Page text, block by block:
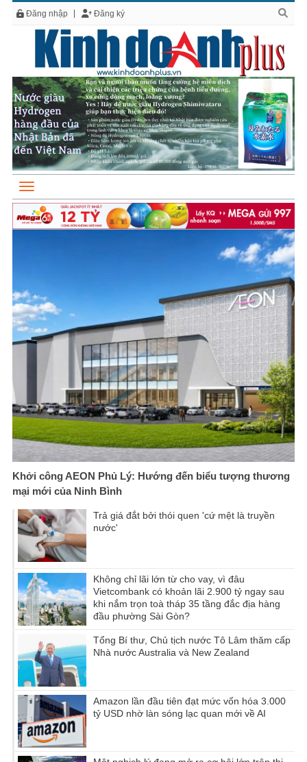
Đăng nhập Đăng ký
Khởi công AEON Phủ Lý: Hướng đến biểu tượng thương
mại mới của Ninh Bình
Trả giá đắt bởi thói quen 'cứ mệt là truyền
nước'
Không chỉ lãi lớn từ cho vay, vì đâu
Vietcombank có khoản lãi 2.900 tỷ ngay sau
khi nắm trọn toà tháp 35 tầng đắc địa hàng
đầu phường Sài Gòn?
Tổng Bí thư, Chủ tịch nước Tô Lâm thăm cấp
Nhà nước Australia và New Zealand
Amazon lần đầu tiên đạt mức vốn hóa 3.000
tỷ USD nhờ làn sóng lạc quan mới về AI